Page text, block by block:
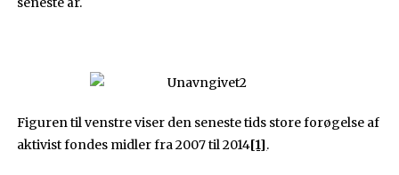
Figuren til venstre viser den seneste tids store forøgelse af
aktivist fondes midler fra 2007 til 2014[1].